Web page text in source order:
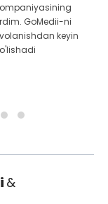
GoMedii-ni
keyin
&